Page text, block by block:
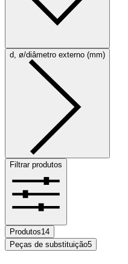
d, ø/diâmetro externo (mm)
Filtrar produtos
Produtos14
Peças de substituição5